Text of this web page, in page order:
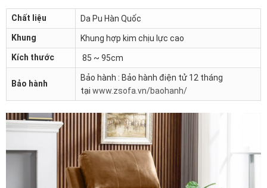
Chất liệu
Da Pu Hàn Quốc
Khung
Khung hợp kim chịu lực cao
Kích thước
85 ~ 95cm
Bảo hành
Bảo hành : Bảo hành điện tử 12 tháng
tại www.zsofa.vn/baohanh/